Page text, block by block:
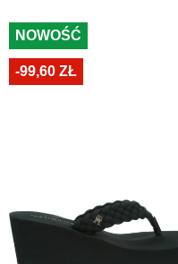
NOWOŚĆ
-99,60 ZŁ